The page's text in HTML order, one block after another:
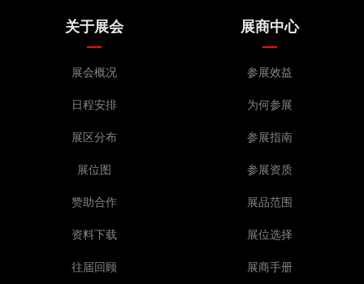
关于展会
展会概况
日程安排
展区分布
展位图
赞助合作
资料下载
往届回顾
展商中心
参展效益
为何参展
参展指南
参展资质
展品范围
展位选择
展商手册